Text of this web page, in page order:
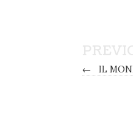
← IL